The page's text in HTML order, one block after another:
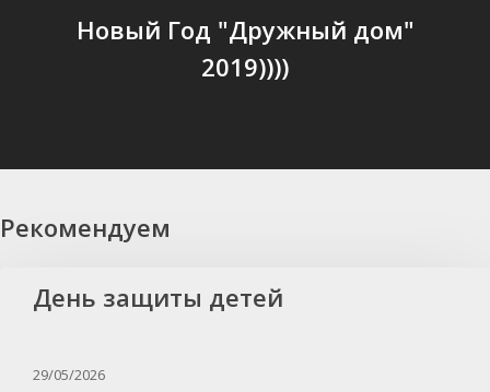
Новый Год "Дружный дом"
2019))))
Рекомендуем
День защиты детей
29/05/2026